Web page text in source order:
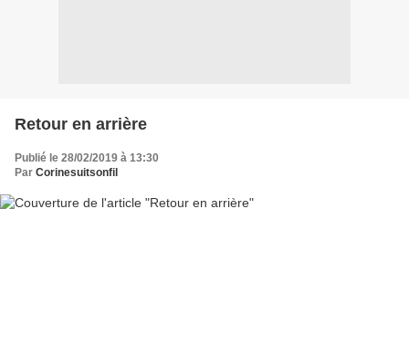
Retour en arrière
Publié le 28/02/2019 à 13:30
Par Corinesuitsonfil